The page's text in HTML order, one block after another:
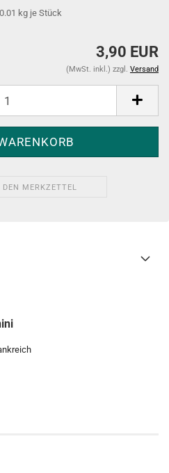
0.01 kg je Stück
3,90 EUR
(MwSt. inkl.) zzgl. Versand
DEN MERKZETTEL